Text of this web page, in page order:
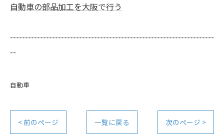
自動車の部品加工を大阪で行う
--------------------------------------------------------------------
--
自動車
< 前のページ 一覧に戻る 次のページ >